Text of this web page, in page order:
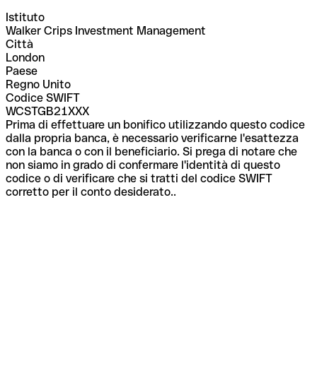
Istituto
Walker Crips Investment Management
Città
London
Paese
Regno Unito
Codice SWIFT
WCSTGB21XXX
Prima di effettuare un bonifico utilizzando questo codice
dalla propria banca, è necessario verificarne l'esattezza
con la banca o con il beneficiario. Si prega di notare che
non siamo in grado di confermare l'identità di questo
codice o di verificare che si tratti del codice SWIFT
corretto per il conto desiderato..